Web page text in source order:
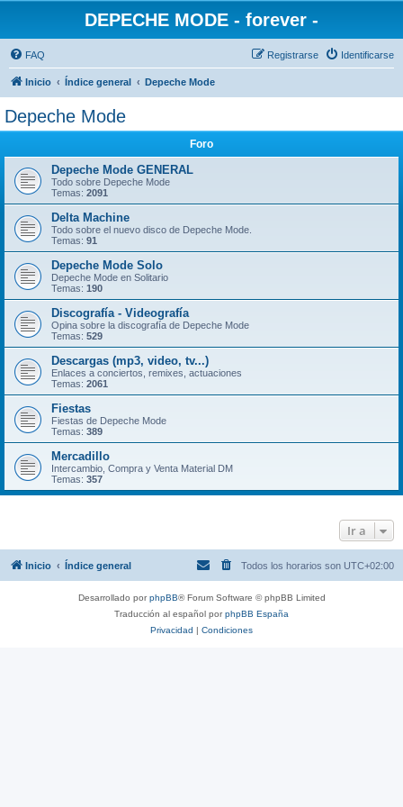
DEPECHE MODE - forever -
FAQ Identificarse
Registrarse
Inicio Índice general Depeche Mode
Depeche Mode
Foro
Depeche Mode GENERAL
Todo sobre Depeche Mode
Temas: 2091
Delta Machine
Todo sobre el nuevo disco de Depeche Mode.
Temas: 91
Depeche Mode Solo
Depeche Mode en Solitario
Temas: 190
Discografía - Videografía
Opina sobre la discografía de Depeche Mode
Temas: 529
Descargas (mp3, video, tv...)
Enlaces a conciertos, remixes, actuaciones
Temas: 2061
Fiestas
Fiestas de Depeche Mode
Temas: 389
Mercadillo
Intercambio, Compra y Venta Material DM
Temas: 357
Ir a
Inicio Índice general Todos los horarios son UTC+02:00
Desarrollado porphpBB® Forum Software © phpBB Limited
Traducción al español porphpBB España
Privacidad | Condiciones